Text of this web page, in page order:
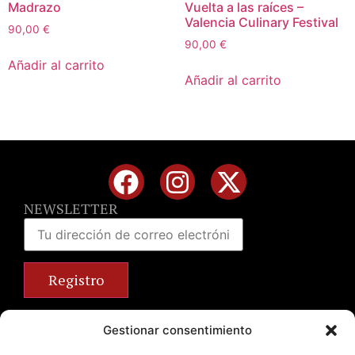
Gestionar consentimiento
Madrazo
90,00 €
Añadir al carrito
Vuelta a las raíces –
Valencia Culinary Festival
90,00 €
Añadir al carrito
NEWSLETTER
+34 963 672 314